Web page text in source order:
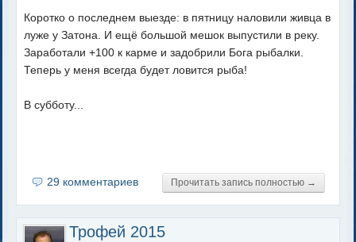
Коротко о последнем выезде: в пятницу наловили живца в
луже у Затона. И ещё большой мешок выпустили в реку.
Заработали +100 к карме и задобрили Бога рыбалки.
Теперь у меня всегда будет ловится рыба!
В субботу...
Прочитать запись полностью →
29 комментариев
Трофей 2015